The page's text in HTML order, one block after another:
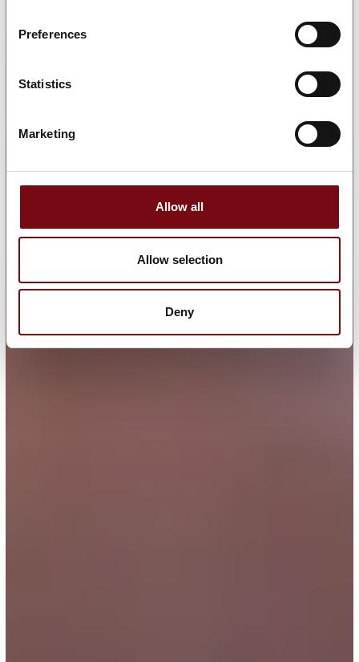
Preferences
Statistics
Marketing
Allow all
Allow selection
Deny